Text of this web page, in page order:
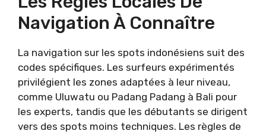
Navigation À Connaître
La navigation sur les spots indonésiens suit des
codes spécifiques. Les surfeurs expérimentés
privilégient les zones adaptées à leur niveau,
comme Uluwatu ou Padang Padang à Bali pour
les experts, tandis que les débutants se dirigent
vers des spots moins techniques. Les règles de